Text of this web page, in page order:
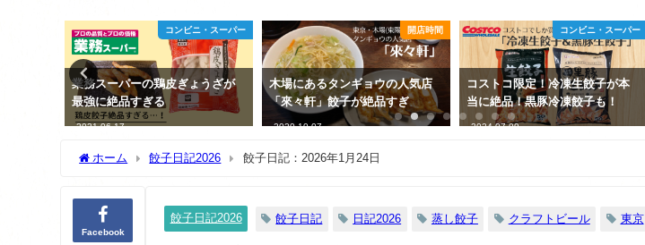
開店時間
木場にあるタンギョウの人気店
「來々軒」餃子が絶品すぎ
2020-10-07
コンビニ・スーパー
コストコ限定！冷凍生餃子が本
当に絶品！黒豚冷凍餃子も！
2024-07-09
外国の餃子
2025年きょんちの餃子活動記録
2025-12-22
ホーム 餃子日記2026 餃子日記：2026年1月24日
Facebook
餃子日記2026 餃子日記 日記2026 蒸し餃子 クラフトビール 東京